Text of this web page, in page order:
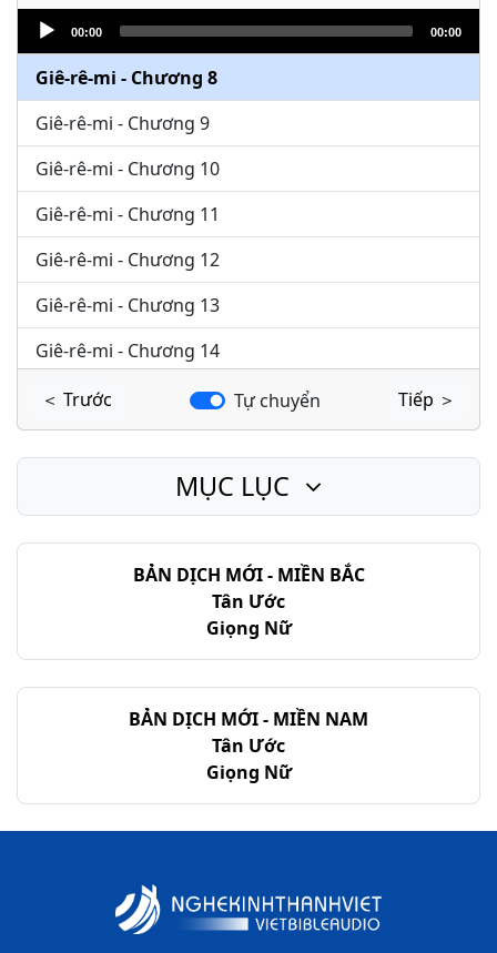
Audio
Player
00:00 00:00
Giê-rê-mi - Chương 7
Giê-rê-mi - Chương 8
Giê-rê-mi - Chương 9
Giê-rê-mi - Chương 10
Giê-rê-mi - Chương 11
Giê-rê-mi - Chương 12
Giê-rê-mi - Chương 13
Giê-rê-mi - Chương 14
Giê-rê-mi - Chương 15
Giê-rê-mi - Chương 17
Giê-rê-mi - Chương 19
Giê-rê-mi - Chương 20
Giê-rê-mi - Chương 22
Giê-rê-mi - Chương 23
Giê-rê-mi - Chương 24
Giê-rê-mi - Chương 26
Giê-rê-mi - Chương 27
＜ Trước Tự chuyển Tiếp ＞
BẢN DỊCH MỚI - MIỀN BẮC
Tân Ước
Giọng Nữ
BẢN DỊCH MỚI - MIỀN NAM
Tân Ước
Giọng Nữ
MỤC LỤC